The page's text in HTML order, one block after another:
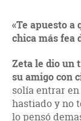
«Te apuesto a
chica más fea
Zeta le dio un
su amigo con
solía entrar en
hastiado y no
lo pensó